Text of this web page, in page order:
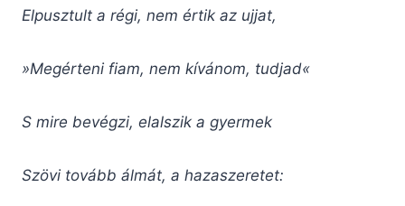
Elpusztult a régi, nem értik az ujjat,
»Megérteni fiam, nem kívánom, tudjad«
S mire bevégzi, elalszik a gyermek
Szövi tovább álmát, a hazaszeretet: